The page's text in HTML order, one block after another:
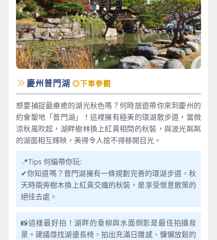
慶州普門湖 ◎下車參觀
想要捕捉最療癒的湖光秋色嗎？何時旅遊帶你來到慶州的
約會聖地「普門湖」！這裡擁有極美的環湖散步道，當微
涼秋風吹起，湖畔樹林換上紅黃相間的秋裝，與波光粼粼
的湖面相互輝映，美得令人捨不得移開目光。
📍Tips 何編帶你玩:
✔你知道嗎？普門湖擁有一條規劃完善的環湖步道，秋
天時兩旁樹木換上紅黃交織的秋裝，是享受愜意散策的
絕佳去處。
📸這樣最好拍！湖畔的垂柳與水面倒影是最佳拍攝背
景。建議尋找湖邊長椅，拍出充滿日雜感、慵懶放鬆的